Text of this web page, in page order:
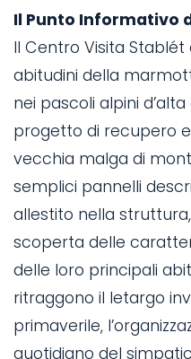
Il Punto Informativo
Il Centro Visita
abitudini della
nei pascoli alpini
progetto di recupero
vecchia malga di
semplici pannelli
allestito nella
scoperta delle
delle loro principali
ritraggono il letargo
primaverile,
quotidiano del